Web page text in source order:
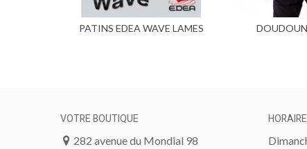
PATINS EDEA WAVE LAMES
VOTRE BOUTIQUE
282 avenue du Mondial 98